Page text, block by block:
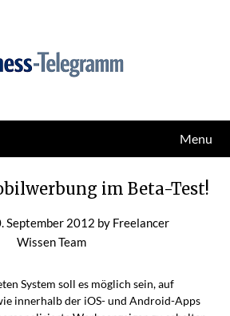
Menu
im Beta-Test!
September 2012 by Freelancer
Wissen Team
System soll es möglich sein, auf
innerhalb der iOS- und Android-Apps